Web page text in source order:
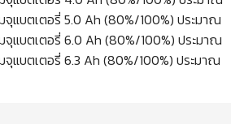
วามจุแบตเตอรี่ 5.0 Ah (80%/100%)
ามจุแบตเตอรี่ 6.0 Ah (80%/100%) ป
ามจุแบตเตอรี่ 6.3 Ah (80%/100%) ปร